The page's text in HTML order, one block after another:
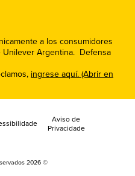
a los consumidores
Argentina. Defensa
ingrese aquí. (Abrir en
Aviso de
Privacidade
© 2026 Unilever. Todos os direitos reservados.